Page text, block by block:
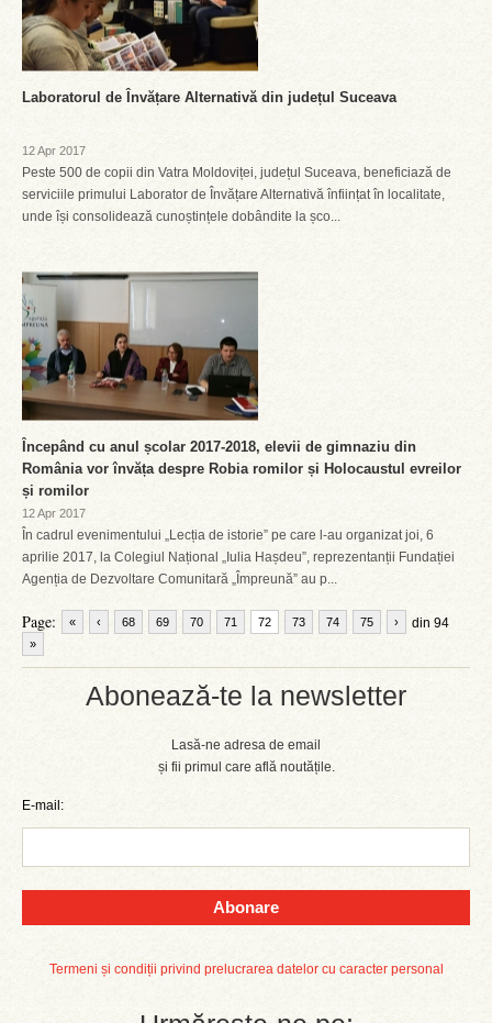
Abonează-te la newsletter
Lasă-ne adresa de email
și fii primul care află noutățile.
E-mail:
Abonare
Termeni și condiții privind prelucrarea datelor cu caracter personal
Laboratorul de Învățare Alternativă din județul Suceava
12 Apr 2017
Peste 500 de copii din Vatra Moldoviței, județul Suceava, beneficiază de
serviciile primului Laborator de Învățare Alternativă înființat în localitate,
unde își consolidează cunoștințele dobândite la șco...
Începând cu anul școlar 2017-2018, elevii de gimnaziu din
România vor învăța despre Robia romilor și Holocaustul evreilor
și romilor
12 Apr 2017
În cadrul evenimentului „Lecția de istorie” pe care l-au organizat joi, 6
aprilie 2017, la Colegiul Național „Iulia Hașdeu”, reprezentanții Fundației
Agenția de Dezvoltare Comunitară „Împreună” au p...
Page: « ‹ 68 69 70 71 72 73 74 75 din 94
›
»